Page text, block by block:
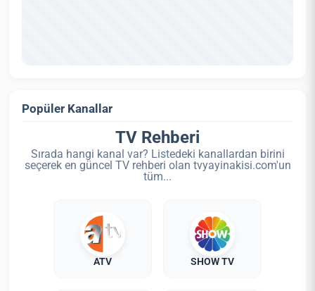
Popüler Kanallar
TV Rehberi
Sırada hangi kanal var? Listedeki kanallardan birini
seçerek en güncel TV rehberi olan tvyayinakisi.com'un
tüm...
ATV SHOW TV